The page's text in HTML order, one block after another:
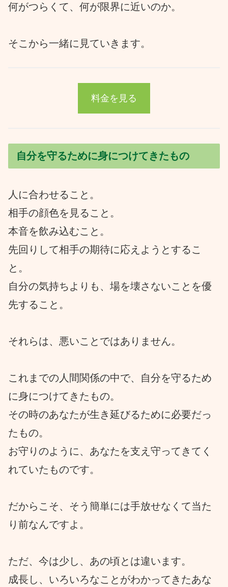
何がつらくて、何が限界に近いのか。
そこから一緒に見ていきます。
料金を見る
自分を守るために身につけてきたもの
人に合わせること。
相手の顔色を見ること。
本音を飲み込むこと。
先回りして相手の期待に応えようとするこ
と。
自分の気持ちよりも、場を壊さないことを優
先すること。
それらは、悪いことではありません。
これまでの人間関係の中で、自分を守るため
に身につけてきたもの。
その時のあなたが生き延びるために必要だっ
たもの。
お守りのように、あなたを支え守ってきてく
れていたものです。
だからこそ、そう簡単には手放せなくて当た
り前なんですよ。
ただ、今は少し、あの頃とは違います。
成長し、いろいろなことがわかってきたあな